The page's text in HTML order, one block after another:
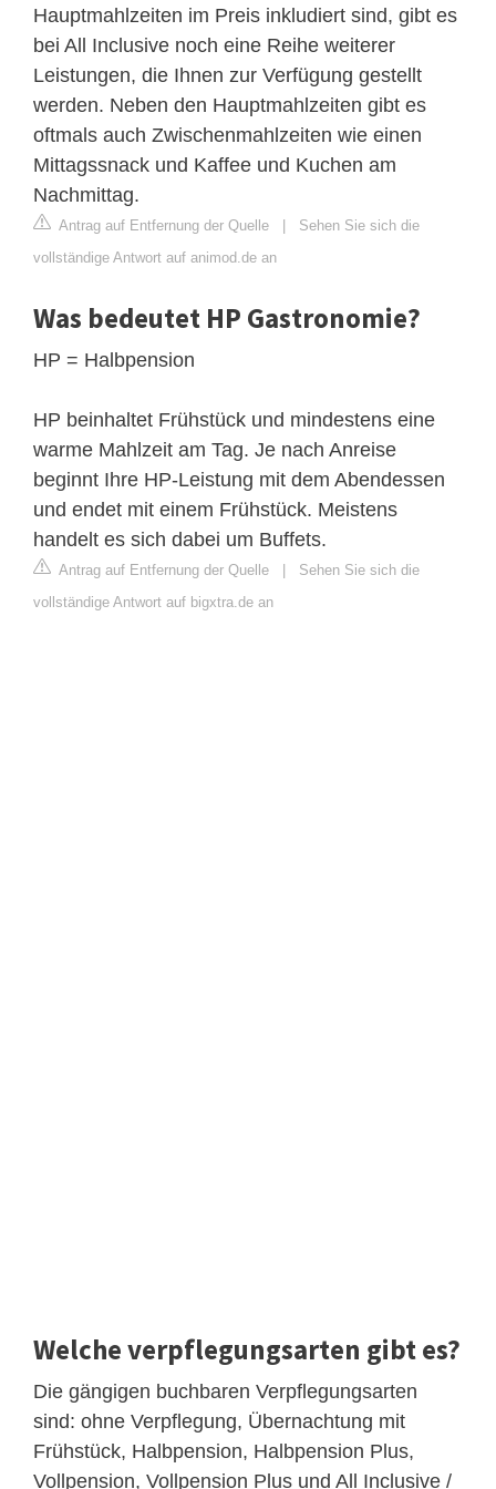
Hauptmahlzeiten im Preis inkludiert sind, gibt es
bei All Inclusive noch eine Reihe weiterer
Leistungen, die Ihnen zur Verfügung gestellt
werden. Neben den Hauptmahlzeiten gibt es
oftmals auch Zwischenmahlzeiten wie einen
Mittagssnack und Kaffee und Kuchen am
Nachmittag.
Antrag auf Entfernung der Quelle | Sehen Sie sich die
vollständige Antwort auf animod.de an
Was bedeutet HP Gastronomie?
HP = Halbpension
HP beinhaltet Frühstück und mindestens eine
warme Mahlzeit am Tag. Je nach Anreise
beginnt Ihre HP-Leistung mit dem Abendessen
und endet mit einem Frühstück. Meistens
handelt es sich dabei um Buffets.
Antrag auf Entfernung der Quelle | Sehen Sie sich die
vollständige Antwort auf bigxtra.de an
Welche verpflegungsarten gibt es?
Die gängigen buchbaren Verpflegungsarten
sind: ohne Verpflegung, Übernachtung mit
Frühstück, Halbpension, Halbpension Plus,
Vollpension, Vollpension Plus und All Inclusive /